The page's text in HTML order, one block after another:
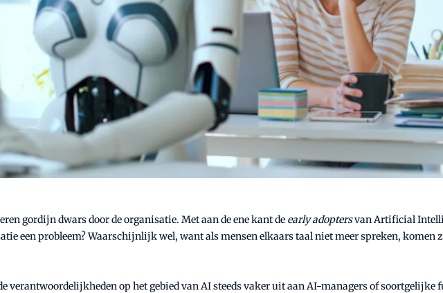
gordijn dwars door de organisatie. Met aan de ene kant de early adoptersvan Artificial
een probleem? Waarschijnlijk wel, want als mensen elkaars taal niet meer spreken,
verantwoordelijkheden op het gebied van AI steeds vaker uit aan AI-managers of soortgelijke